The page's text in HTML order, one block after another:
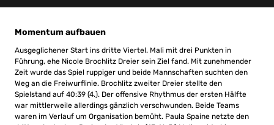
Momentum aufbauen
Ausgeglichener Start ins dritte Viertel. Mali mit drei Punkten in
Führung, ehe Nicole Brochlitz Dreier sein Ziel fand. Mit zunehmender
Zeit wurde das Spiel ruppiger und beide Mannschaften suchten den
Weg an die Freiwurflinie. Brochlitz zweiter Dreier stellte den
Spielstand auf 40:39 (4.). Der offensive Rhythmus der ersten Hälfte
war mittlerweile allerdings gänzlich verschwunden. Beide Teams
waren im Verlauf um Organisation bemüht. Paula Spaine netzte den